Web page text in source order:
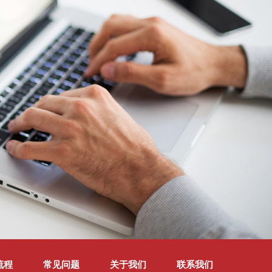
程 常见问题 关于我们 联系我们